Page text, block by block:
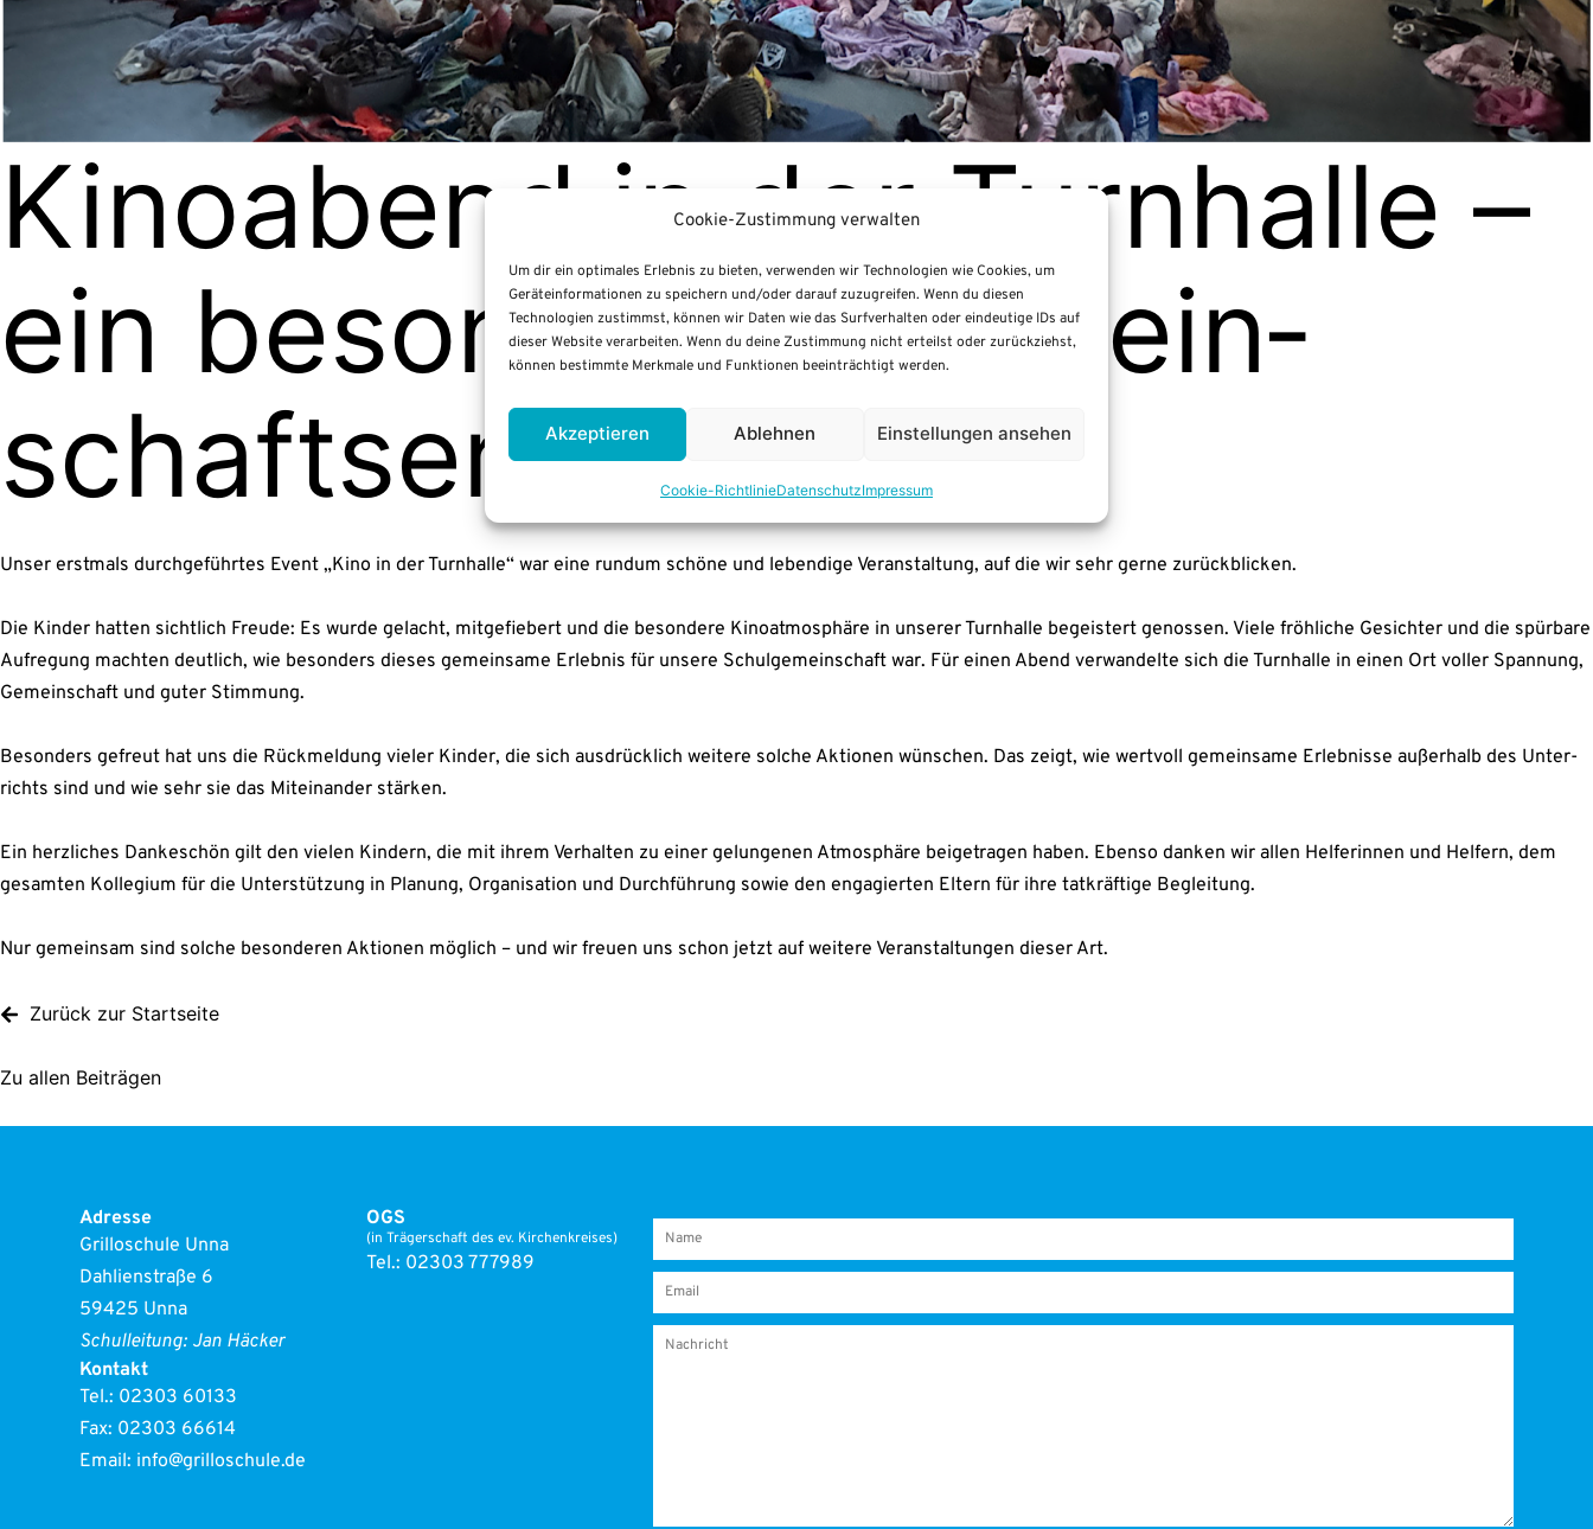
Cookie-Zustimmung verwalten
Um dir ein optimales Erlebnis zu bieten, verwenden wir Technologien wie Cookies, um
Geräteinformationen zu speichern und/oder darauf zuzugreifen. Wenn du diesen
Technologien zustimmst, können wir Daten wie das Surfverhalten oder eindeutige IDs auf
dieser Website verarbeiten. Wenn du deine Zustimmung nicht erteilst oder zurückziehst,
können bestimmte Merkmale und Funktionen beeinträchtigt werden.
Akzeptieren Ablehnen Einstellungen ansehen
Coo­kie-Richt­li­nieDaten­schutzImpres­sum
Kino­abend in der Turn­hal­le –
ein beson­de­res Gemein­
schafts­er­leb­nis
Unser erst­mals durch­ge­führ­tes Event „Kino in der Turn­hal­le“ war eine rund­um schö­ne und leben­di­ge Ver­an­stal­tung, auf die wir sehr ger­ne zurück­bli­cken.
Die Kin­der hat­ten sicht­lich Freu­de: Es wur­de gelacht, mit­ge­fie­bert und die beson­de­re Kino­at­mo­sphä­re in unse­rer Turn­hal­le begeis­tert genos­sen. Vie­le fröh­li­che Gesich­ter und die spür­ba­re
Auf­re­gung mach­ten deut­lich, wie beson­ders die­ses gemein­sa­me Erleb­nis für unse­re Schul­ge­mein­schaft war. Für einen Abend ver­wan­del­te sich die Turn­hal­le in einen Ort vol­ler Span­nung,
Gemein­schaft und guter Stim­mung.
Beson­ders gefreut hat uns die Rück­mel­dung vie­ler Kin­der, die sich aus­drück­lich wei­te­re sol­che Aktio­nen wün­schen. Das zeigt, wie wert­voll gemein­sa­me Erleb­nis­se außer­halb des Unter­
richts sind und wie sehr sie das Mit­ein­an­der stär­ken.
Ein herz­li­ches Dan­ke­schön gilt den vie­len Kin­dern, die mit ihrem Ver­hal­ten zu einer gelun­ge­nen Atmo­sphä­re bei­getra­gen haben. Eben­so dan­ken wir allen Hel­fe­rin­nen und Hel­fern, dem
gesam­ten Kol­le­gi­um für die Unter­stüt­zung in Pla­nung, Orga­ni­sa­ti­on und Durch­füh­rung sowie den enga­gier­ten Eltern für ihre tat­kräf­ti­ge Beglei­tung.
Nur gemein­sam sind sol­che beson­de­ren Aktio­nen mög­lich – und wir freu­en uns schon jetzt auf wei­te­re Ver­an­stal­tun­gen die­ser Art.
Zurück zur Start­sei­te
Zu allen Bei­trä­gen
Adres­se
Gril­lo­schu­le Unna
Dah­li­en­stra­ße 6
59425 Unna
Schul­lei­tung: Jan Häcker
Kon­takt
Tel.: 02303 60133
Fax: 02303 66614
Email: info@grilloschule.de
OGS
(in Trä­ger­schaft des ev. Kir­chen­krei­ses)
Tel.: 02303 777989